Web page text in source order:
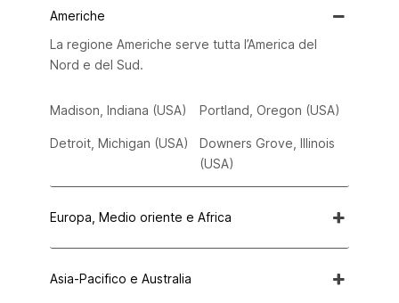
Americhe
La regione Americhe serve tutta l’America del
Nord e del Sud.
Madison, Indiana (USA)
Detroit, Michigan (USA)
Portland, Oregon (USA)
Downers Grove, Illinois
(USA)
Europa, Medio oriente e Africa
Asia-Pacifico e Australia